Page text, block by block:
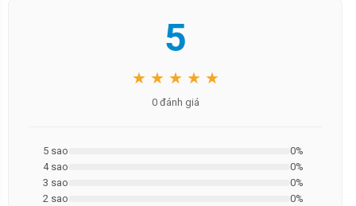
5
★ ★ ★ ★ ★
0 đánh giá
5 sao
0%
4 sao
0%
3 sao
0%
2 sao
0%